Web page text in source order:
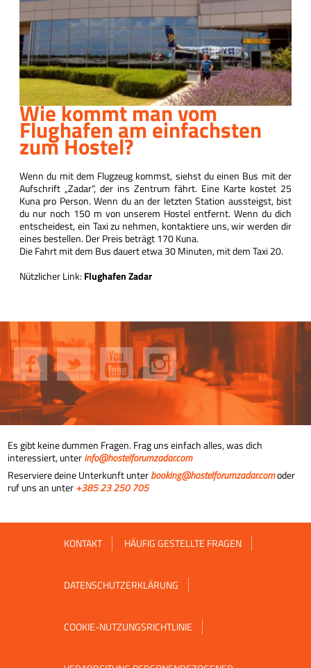
Wie kommt man vom
Flughafen am einfachsten
zum Hostel?
Wenn du mit dem Flugzeug kommst, siehst du einen Bus mit der
Aufschrift „Zadar“, der ins Zentrum fährt. Eine Karte kostet 25
Kuna pro Person. Wenn du an der letzten Station aussteigst, bist
du nur noch 150 m von unserem Hostel entfernt. Wenn du dich
entscheidest, ein Taxi zu nehmen, kontaktiere uns, wir werden dir
eines bestellen. Der Preis beträgt 170 Kuna.
Die Fahrt mit dem Bus dauert etwa 30 Minuten, mit dem Taxi 20.
Nützlicher Link:Flughafen Zadar
Es gibt keine dummen Fragen. Frag uns einfach alles, was dich
interessiert, unterinfo@hostelforumzadar.com
Reserviere deine Unterkunft unterbooking@hostelforumzadar.comoder
ruf uns an unter+385 23 250 705
KONTAKT HÄUFIG GESTELLTE FRAGEN
DATENSCHUTZERKLÄRUNG
COOKIE-NUTZUNGSRICHTLINIE